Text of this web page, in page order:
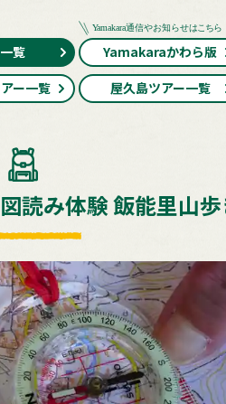
覧
Yamakaraかわら版
ー一覧
屋久島ツアー一覧
読み体験 飯能里山